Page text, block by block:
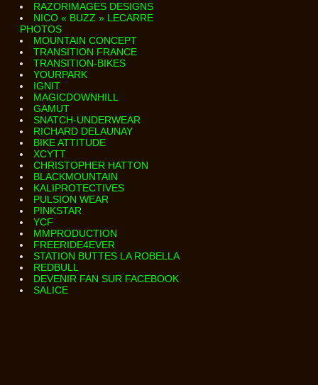
RAZORIMAGES DESIGNS
NICO « BUZZ » LECARRE
PHOTOS
MOUNTAIN CONCEPT
TRANSITION FRANCE
TRANSITION-BIKES
YOURPARK
IGNIT
MAGICDOWNHILL
GAMUT
SNATCH-UNDERWEAR
RICHARD DELAUNAY
BIKE ATTITUDE
XCYTT
CHRISTOPHER HATTON
BLACKMOUNTAIN
KALIPROTECTIVES
PULSION WEAR
PINKSTAR
YCF
MMPRODUCTION
FREERIDE4EVER
STATION BUTTES LA ROBELLA
REDBULL
DEVENIR FAN SUR FACEBOOK
SALICE